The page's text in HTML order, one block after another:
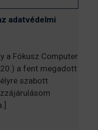
adatvédelmi
a Fókusz Computer
a fent megadott
szabott